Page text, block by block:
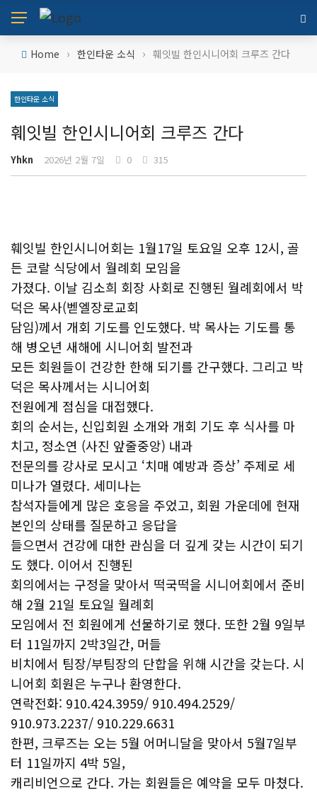
Home › 한인타운 소식 › 훼잇빌 한인시니어회 크루즈 간다
한인타운 소식
훼잇빌 한인시니어회 크루즈 간다
Yhkn 2026년 2월 7일 0 315
훼잇빌 한인시니어회는 1월17일 토요일 오후 12시, 골
든 코랄 식당에서 월례회 모임을
가졌다. 이날 김소희 회장 사회로 진행된 월례회에서 박
덕은 목사(벧엘장로교회
담임)께서 개회 기도를 인도했다. 박 목사는 기도를 통
해 병오년 새해에 시니어회 발전과
모든 회원들이 건강한 한해 되기를 간구했다. 그리고 박
덕은 목사께서는 시니어회
전원에게 점심을 대접했다.
회의 순서는, 신입회원 소개와 개회 기도 후 식사를 마
치고, 정소연 (사진 앞줄중앙) 내과
전문의를 강사로 모시고 ‘치매 예방과 증상’ 주제로 세
미나가 열렸다. 세미나는
참석자들에게 많은 호응을 주었고, 회원 가운데에 현재
본인의 상태를 질문하고 응답을
들으면서 건강에 대한 관심을 더 깊게 갖는 시간이 되기
도 했다. 이어서 진행된
회의에서는 구정을 맞아서 떡국떡을 시니어회에서 준비
해 2월 21일 토요일 월례회
모임에서 전 회원에게 선물하기로 했다. 또한 2월 9일부
터 11일까지 2박3일간, 머들
비치에서 팀장/부팀장의 단합을 위해 시간을 갖는다. 시
니어회 회원은 누구나 환영한다.
연락전화: 910.424.3959/ 910.494.2529/
910.973.2237/ 910.229.6631
한편, 크루즈는 오는 5월 어머니달을 맞아서 5월7일부
터 11일까지 4박 5일,
캐리비언으로 간다. 가는 회원들은 예약을 모두 마쳤다.